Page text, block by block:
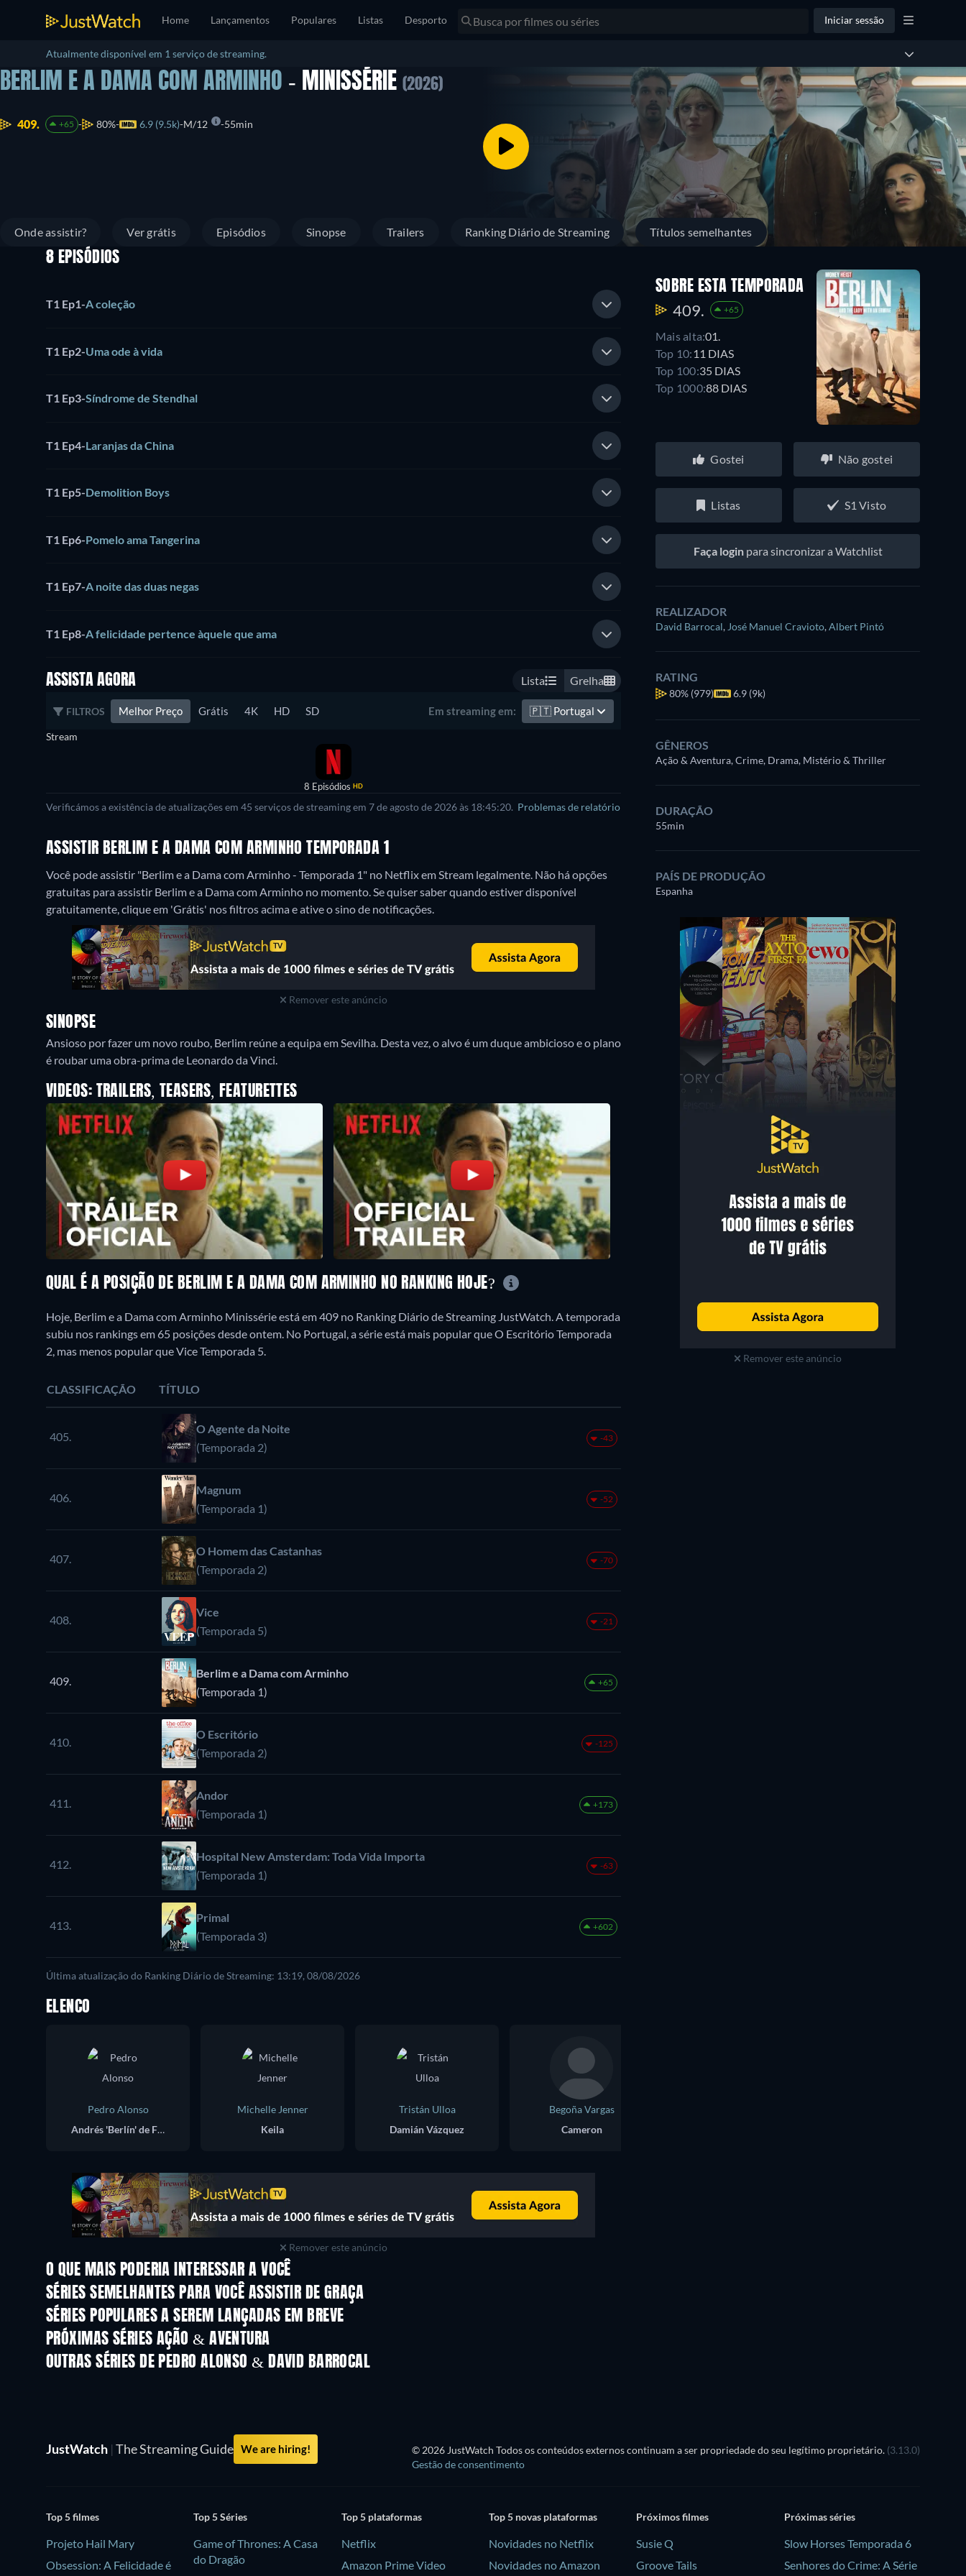
Home Lançamentos Populares Listas Desporto Iniciar sessão
Atualmente disponível em 1 serviço de streaming.
BERLIM E A DAMA COM ARMINHO - MINISSÉRIE (2026)
409. +65 80% 6.9 (9.5k) M/12 55min
Onde assistir? Ver grátis Episódios Sinopse Trailers Ranking Diário de Streaming Títulos semelhantes
8 EPISÓDIOS
T1 Ep1-A coleção
T1 Ep2-Uma ode à vida
T1 Ep3-Síndrome de Stendhal
T1 Ep4-Laranjas da China
T1 Ep5-Demolition Boys
T1 Ep6-Pomelo ama Tangerina
T1 Ep7-A noite das duas negas
T1 Ep8-A felicidade pertence àquele que ama
ASSISTA AGORA Lista Grelha
FILTROS Melhor Preço Grátis 4K HD SD Em streaming em: 🇵🇹 Portugal
Stream
8 Episódios HD
Verificámos a existência de atualizações em 45 serviços de streaming em 7 de agosto de 2026 às 18:45:20. Problemas de relatório
ASSISTIR BERLIM E A DAMA COM ARMINHO TEMPORADA 1
Você pode assistir "Berlim e a Dama com Arminho - Temporada 1" no Netflix em Stream legalmente. Não há opções
gratuitas para assistir Berlim e a Dama com Arminho no momento. Se quiser saber quando estiver disponível
gratuitamente, clique em 'Grátis' nos filtros acima e ative o sino de notificações.
Remover este anúncio
SINOPSE
Ansioso por fazer um novo roubo, Berlim reúne a equipa em Sevilha. Desta vez, o alvo é um duque ambicioso e o plano
é roubar uma obra-prima de Leonardo da Vinci.
VIDEOS: TRAILERS, TEASERS, FEATURETTES
SOBRE ESTA TEMPORADA
409. +65
Mais alta:01.
Top 10: 11 DIAS
Top 100:35 DIAS
Top 1000:88 DIAS
Gostei Não gostei
Listas S1 Visto
Faça loginpara sincronizar a Watchlist
REALIZADOR
David Barrocal, José Manuel Cravioto,Albert Pintó
RATING
80% (979) 6.9 (9k)
GÊNEROS
Ação & Aventura, Crime, Drama, Mistério & Thriller
DURAÇÃO
55min
PAÍS DE PRODUÇÃO
Espanha
Remover este anúncio
QUAL É A POSIÇÃO DE BERLIM E A DAMA COM ARMINHO NO RANKING HOJE?
Hoje, Berlim e a Dama com Arminho Minissérie está em 409 no Ranking Diário de Streaming JustWatch. A temporada
subiu nos rankings em 65 posições desde ontem. No Portugal, a série está mais popular que O Escritório Temporada
2, mas menos popular que Vice Temporada 5.
CLASSIFICAÇÃO TÍTULO
405.
O Agente da Noite
(Temporada 2)
-43
406.
Magnum
(Temporada 1)
-52
407.
O Homem das Castanhas
(Temporada 2)
-70
408.
Vice
(Temporada 5)
-21
409.
Berlim e a Dama com Arminho
(Temporada 1)
+65
410.
O Escritório
(Temporada 2)
-125
411.
Andor
(Temporada 1)
+173
412.
Hospital New Amsterdam: Toda Vida Importa
(Temporada 1)
-63
413.
Primal
(Temporada 3)
+602
Última atualização do Ranking Diário de Streaming: 13:19, 08/08/2026
ELENCO
Pedro Alonso
Andrés 'Berlín' de Fonollosa
Michelle Jenner
Keila
Tristán Ulloa
Damián Vázquez
Begoña Vargas
Cameron
Remover este anúncio
O QUE MAIS PODERIA INTERESSAR A VOCÊ
Série
SÉRIES SEMELHANTES PARA VOCÊ ASSISTIR DE GRAÇA
Série Série
SÉRIES POPULARES A SEREM LANÇADAS EM BREVE
Série Série
PRÓXIMAS SÉRIES AÇÃO & AVENTURA
Temporada 2 Temporada 1
OUTRAS SÉRIES DE PEDRO ALONSO & DAVID BARROCAL
Série Série
JustWatch | The Streaming Guide We are hiring! © 2026 JustWatch Todos os conteúdos externos continuam a ser propriedade do seu legítimo proprietário. (3.13.0)
Gestão de consentimento
Top 5 filmes
Projeto Hail Mary
Obsession: A Felicidade é
Top 5 Séries
Game of Thrones: A Casa
do Dragão
Top 5 plataformas
Netflix
Amazon Prime Video
Top 5 novas plataformas
Novidades no Netflix
Novidades no Amazon
Próximos filmes
Susie Q
Groove Tails
Próximas séries
Slow Horses Temporada 6
Senhores do Crime: A Série